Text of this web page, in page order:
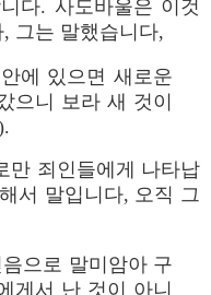
다. 사도바울은 이것
그는 말했습니다,
에 있으면 새로운
으니 보라 새 것이
만 죄인들에게 나타납
서 말입니다, 오직 그
으로 말미암아 구
게서 난 것이 아니